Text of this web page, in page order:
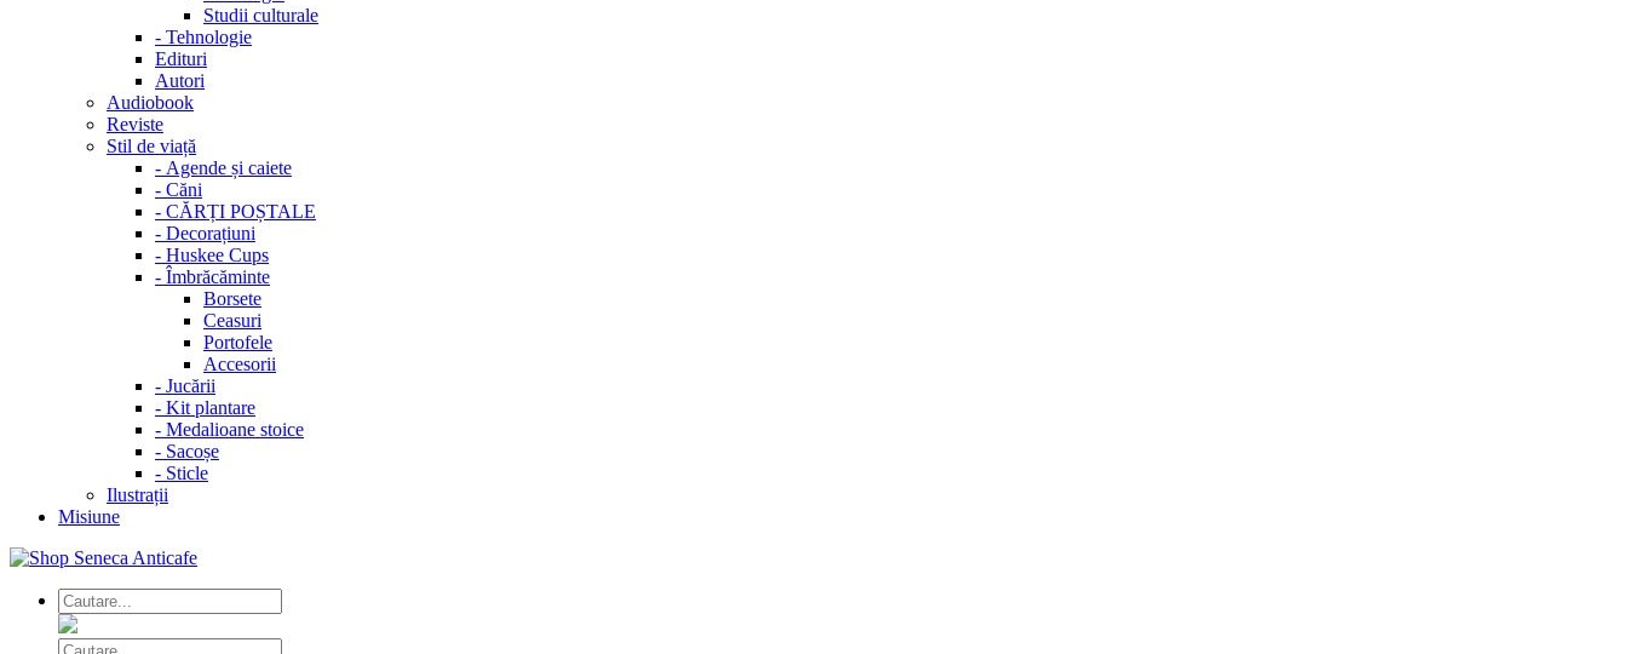
Studii culturale
- Tehnologie
Edituri
Autori
Audiobook
Reviste
Stil de viață
- Agende și caiete
- Căni
- CĂRȚI POȘTALE
- Decorațiuni
- Huskee Cups
- Îmbrăcăminte
Borsete
Ceasuri
Portofele
Accesorii
- Jucării
- Kit plantare
- Medalioane stoice
- Sacoșe
- Sticle
Ilustrații
Misiune